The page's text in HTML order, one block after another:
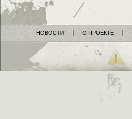
НОВОСТИ О ПРОЕКТЕ